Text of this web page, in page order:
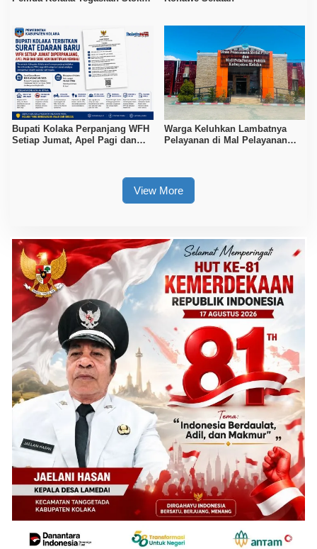
Bupati Kolaka Perpanjang WFH
Setiap Jumat, Apel Pagi dan
Warga Keluhkan Lambatnya
Pelayanan di Mal Pelayanan
View More